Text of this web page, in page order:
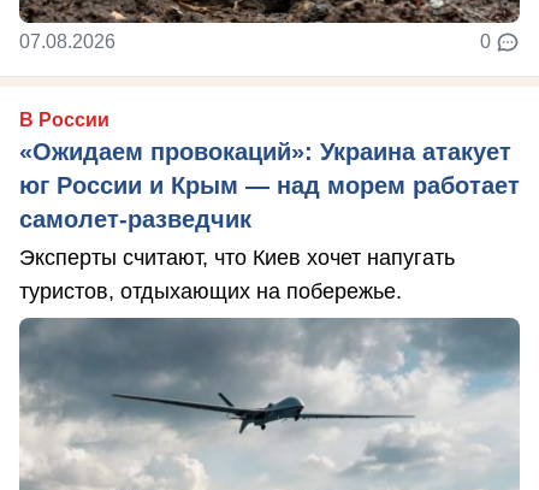
07.08.2026 0
В России
«Ожидаем провокаций»: Украина атакует
юг России и Крым — над морем работает
самолет-разведчик
Эксперты считают, что Киев хочет напугать
туристов, отдыхающих на побережье.